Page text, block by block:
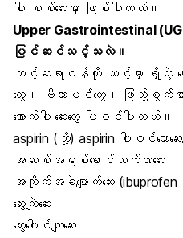
ပါ စစ်ဆေးမှာ ဖြစ်ပါတယ်။
Upper Gastrointestinal
ပြင်ဆင်သင့်သလဲ။
သင့်ဆရာဝန်ကို သင့်မှာ ရှိတဲ့ ရောဂ
တွေ၊ ဗီတာမင်တွေ၊ ဖြည့်စွက်စ
အောက်ပါ ဆေးတွေ ပါဝင်ပါတယ်။
aspirin (သို့) aspirin ပါဝင်သောဆေးမ
အဆစ်အမြစ်ရောင်သက်သာဆေး
အကိုက်အခဲပျောက်ဆေး
သွေးကျဲဆေး
သွေးပေါင်ကျဆေး